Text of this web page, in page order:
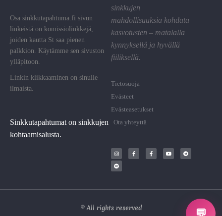
💬
Osa sinkkutapahtuma.fi sivun
linkeistä on komissiolinkkejä,
joiden kautta St saa pienen
palkkion. Käytämme sen sivuston
ylläpitoon.
Linkin klikkaaminen on sinulle
ilmaista.
Sinkkutapahtumat on sinkkujen
kohtaamisalusta.
sinkkujen
mahdollisuuksia kohdata
kasvotusten – matalalla
kynnyksellä ja hyvällä
fiiliksellä.
Tietosuoja
Evästeet
Evästeasetukset
Ota yhteyttä
© All rights reserved